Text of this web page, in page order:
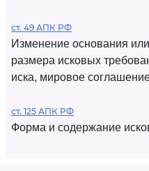
ст. 49 АПК РФ
Изменение основания
размера исковых
иска, мировое
ст. 125 АПК РФ
Форма и содержание